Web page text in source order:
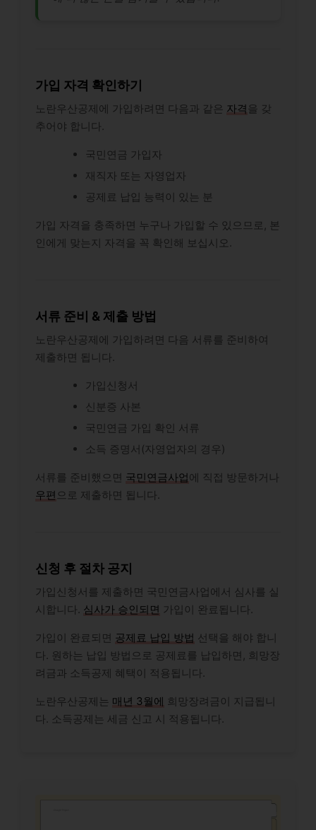
가입 자격 확인하기
노란우산공제에 가입하려면 다음과 같은 자격을 갖
추어야 합니다.
국민연금 가입자
재직자 또는 자영업자
공제료 납입 능력이 있는 분
가입 자격을 충족하면 누구나 가입할 수 있으므로, 본
인에게 맞는지 자격을 꼭 확인해 보십시오.
서류 준비 & 제출 방법
노란우산공제에 가입하려면 다음 서류를 준비하여
제출하면 됩니다.
가입신청서
신분증 사본
국민연금 가입 확인 서류
소득 증명서(자영업자의 경우)
서류를 준비했으면 국민연금사업에 직접 방문하거나
우편 으로 제출하면 됩니다.
신청 후 절차 공지
가입신청서를 제출하면 국민연금사업에서 심사를 실
시합니다. 심사가 승인되면 가입이 완료됩니다.
가입이 완료되면 공제료 납입 방법 선택을 해야 합니
다. 원하는 납입 방법으로 공제료를 납입하면, 희망장
려금과 소득공제 혜택이 적용됩니다.
노란우산공제는 매년 3월에 희망장려금이 지급됩니
다. 소득공제는 세금 신고 시 적용됩니다.